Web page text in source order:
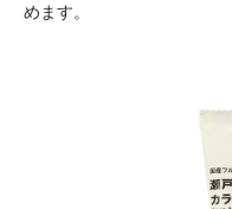
めます。